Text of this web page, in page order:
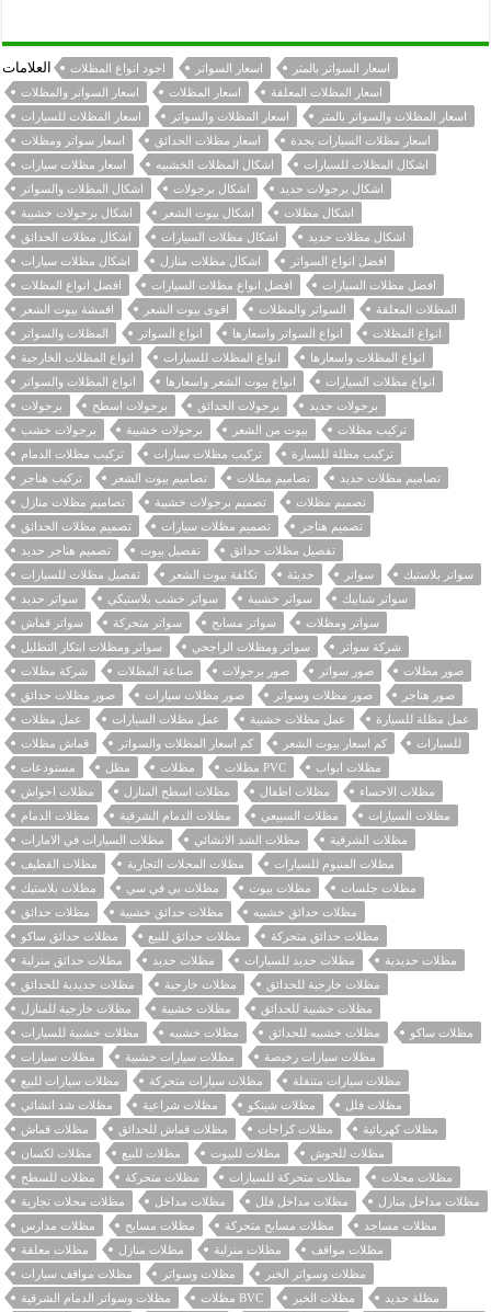
العلامات اجود انواع المظلات اسعار السواتر
اسعار السواتر بالمتر
اسعار السواتر والمظلات
اسعار المظلات
اسعار المظلات المعلقة
اسعار المظلات للسيارات
اسعار المظلات والسواتر
اسعار المظلات والسواتر بالمتر
اسعار سواتر ومظلات
اسعار مظلات الحدائق
اسعار مظلات السيارات بجدة
اسعار مظلات سيارات
اشكال المظلات الخشبيه
اشكال المظلات للسيارات
اشكال المظلات والسواتر
اشكال برجولات
اشكال برجولات حديد
اشكال برجولات خشبية
اشكال بيوت الشعر
اشكال مظلات
اشكال مظلات الحدائق
اشكال مظلات السيارات
اشكال مظلات حديد
اشكال مظلات سيارات
اشكال مظلات منازل
افضل انواع السواتر
افضل انواع المظلات
افضل انواع مظلات السيارات
افضل مظلات السيارات
اقمشة بيوت الشعر
اقوى بيوت الشعر السواتر والمظلات
المظلات المعلقة
المظلات والسواتر
انواع السواتر انواع السواتر واسعارها
انواع المظلات
انواع المظلات الخارجية
انواع المظلات للسيارات
انواع المظلات واسعارها
انواع المظلات والسواتر
انواع بيوت الشعر واسعارها
انواع مظلات السيارات
برجولات
برجولات اسطح برجولات الحدائق
برجولات حديد
برجولات خشب
برجولات خشبية بيوت من الشعر
تركيب مظلات
تركيب مظلات الدمام
تركيب مظلات سيارات
تركيب مظلة للسيارة
تركيب هناجر
تصاميم بيوت الشعر تصاميم مظلات
تصاميم مظلات حديد
تصاميم مظلات منازل
تصميم برجولات خشبية
تصميم مظلات
تصميم مظلات الحدائق
تصميم مظلات سيارات
تصميم هناجر
تصميم هناجر حديد
تفصيل بيوت
تفصيل مظلات حدائق
تفصيل مظلات للسيارات
تكلفة بيوت الشعر حديثة سواتر
سواتر بلاستيك
سواتر حديد
سواتر خشب بلاستيكي سواتر خشبية
سواتر شبابيك
سواتر قماش
سواتر متحركة سواتر مسابح
سواتر ومظلات
سواتر ومظلات ابتكار التظليل
سواتر ومظلات الراجحي
شركة سواتر
شركة مظلات
صناعة المظلات صور برجولات صور سواتر
صور مظلات
صور مظلات حدائق
صور مظلات سيارات صور مظلات وسواتر
صور هناجر
عمل مظلات
عمل مظلات السيارات عمل مظلات خشبية
عمل مظلة للسيارة
قماش مظلات
كم اسعار المظلات والسواتر كم اسعار بيوت الشعر
للسيارات
مستودعات
مظل مظلات مظلات PVC
مظلات ابواب
مظلات احواش
مظلات اسطح المنازل مظلات اطفال
مظلات الاحساء
مظلات الدمام
مظلات الدمام الشرقية مظلات السبيعي
مظلات السيارات
مظلات السيارات في الامارات
مظلات الشد الانشائي
مظلات الشرقية
مظلات القطيف
مظلات المحلات التجارية
مظلات المنيوم للسيارات
مظلات بلاستيك
مظلات بي في سي مظلات بيوت
مظلات جلسات
مظلات حدائق
مظلات حدائق خشبية
مظلات حدائق خشبيه
مظلات حدائق ساكو
مظلات حدائق للبيع
مظلات حدائق متحركة
مظلات حدائق منزلية
مظلات حديد مظلات حديد للسيارات
مظلات حديدية
مظلات حديدية للحدائق
مظلات خارجية
مظلات خارجية للحدائق
مظلات خارجية للمنازل
مظلات خشبية
مظلات خشبية للحدائق
مظلات خشبية للسيارات
مظلات خشبيه مظلات خشبيه للحدائق
مظلات ساكو
مظلات سيارات
مظلات سيارات خشبية
مظلات سيارات رخيصة
مظلات سيارات للبيع
مظلات سيارات متحركة
مظلات سيارات متنقلة
مظلات شد انشائي
مظلات شراعية مظلات شينكو
مظلات فلل
مظلات قماش
مظلات قماش للحدائق مظلات كراجات
مظلات كهربائية
مظلات لكسان
مظلات للبيع مظلات للبيوت
مظلات للحوش
مظلات للسطح
مظلات متحركة مظلات متحركة للسيارات
مظلات محلات
مظلات محلات تجارية
مظلات مداخل مظلات مداخل فلل
مظلات مداخل منازل
مظلات مدارس
مظلات مسابح مظلات مسابح متحركة
مظلات مساجد
مظلات معلقة
مظلات منازل مظلات منزلية
مظلات مواقف
مظلات مواقف سيارات
مظلات وسواتر
مظلات وسواتر الخبر
مظلات وسواتر الدمام الشرقية
مظلات BVC مظلات الخبر مظلة حديد